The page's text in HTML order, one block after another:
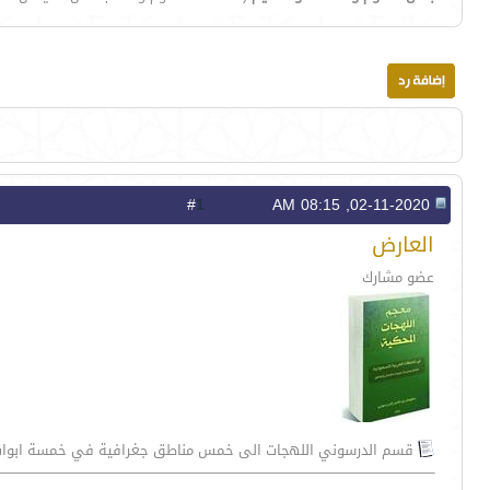
1
العارض
عضو مشارك
قسم الدرسوني اللهجات الى خمس مناطق جغرافية في خمسة